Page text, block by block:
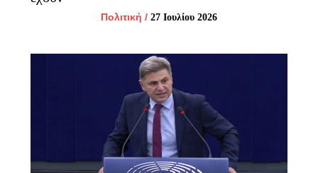
Πολιτική / 27 Ιουλίου 2026